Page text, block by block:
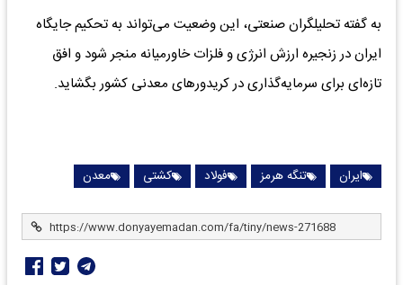
به گفته تحلیلگران صنعتی، این وضعیت می‌تواند به تحکیم جایگاه
ایران در زنجیره ارزش انرژی و فلزات خاورمیانه منجر شود و افق
تازه‌ای برای سرمایه‌گذاری در کریدورهای معدنی کشور بگشاید.
ایران تنگه هرمز فولاد کشتی معدن